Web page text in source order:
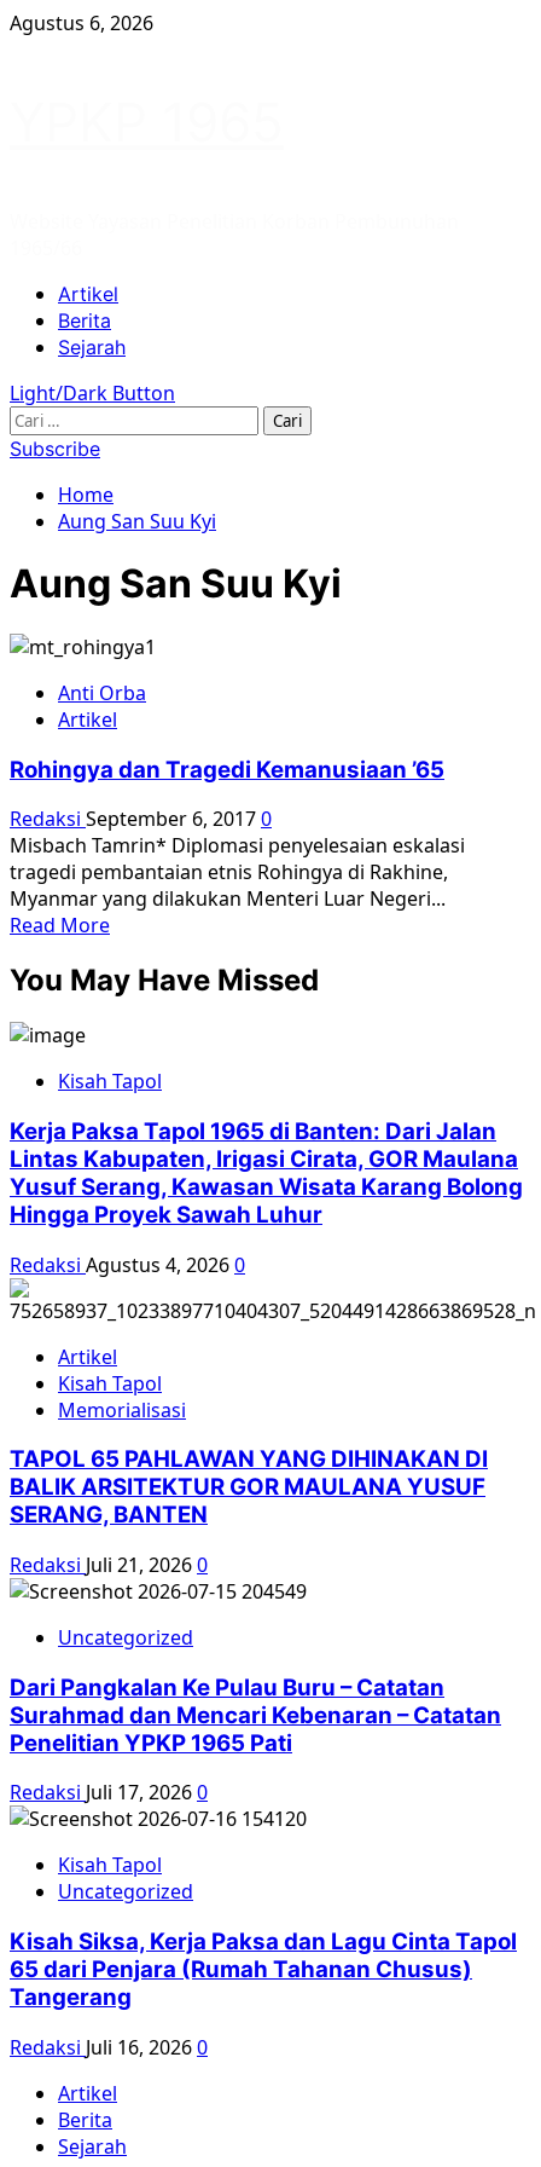
Skip
Agustus 6, 2026
Primary
Menu
Artikel
Berita
Sejarah
Light/Dark Button
Cari
untuk:
Subscribe
Home
Aung San Suu Kyi
Aung San Suu Kyi
Anti Orba
Artikel
Rohingya dan Tragedi Kemanusiaan ’65
Redaksi September 6, 20170
Misbach Tamrin* Diplomasi penyelesaian eskalasi
tragedi pembantaian etnis Rohingya di Rakhine,
Myanmar yang dilakukan Menteri Luar Negeri...
Read MoreRead
about
Rohingya
Kemanusiaan
You May Have Missed
Kisah Tapol
Kerja Paksa Tapol 1965 di Banten: Dari Jalan
Lintas Kabupaten, Irigasi Cirata, GOR Maulana
Yusuf Serang, Kawasan Wisata Karang Bolong
Hingga Proyek Sawah Luhur
Redaksi Agustus 4, 20260
Artikel
Kisah Tapol
Memorialisasi
TAPOL 65 PAHLAWAN YANG DIHINAKAN DI
BALIK ARSITEKTUR GOR MAULANA YUSUF
SERANG, BANTEN
Redaksi Juli 21, 20260
Uncategorized
Dari Pangkalan Ke Pulau Buru – Catatan
Surahmad dan Mencari Kebenaran – Catatan
Penelitian YPKP 1965 Pati
Redaksi Juli 17, 20260
Kisah Tapol
Uncategorized
Kisah Siksa, Kerja Paksa dan Lagu Cinta Tapol
65 dari Penjara (Rumah Tahanan Chusus)
Tangerang
Redaksi Juli 16, 20260
Artikel
Berita
Sejarah